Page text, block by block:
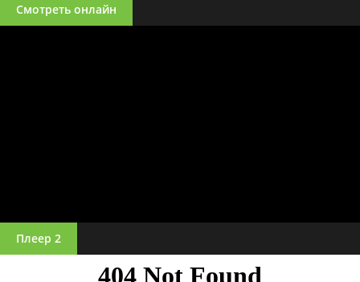
Смотреть онлайн
Плеер 2